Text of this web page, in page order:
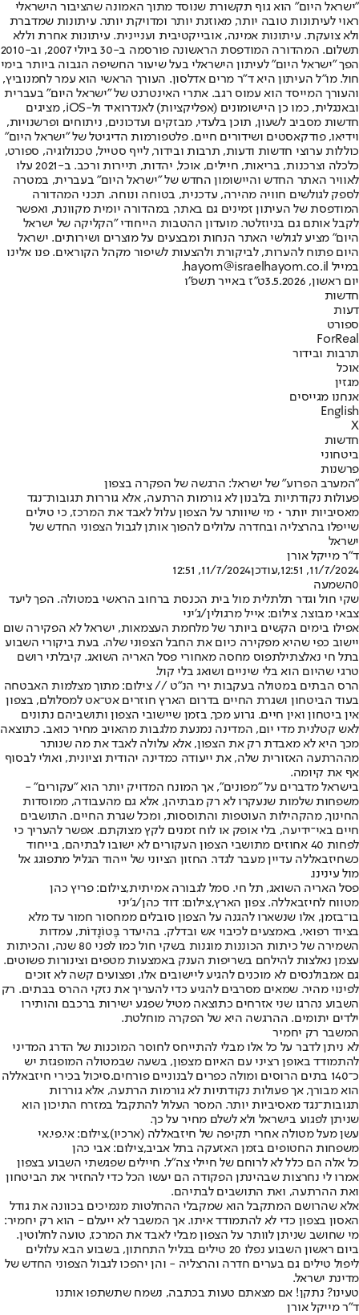
"ישראל היום" הוא גוף תקשורת שנוסד מתוך האמונה שהציבור הישראלי
ראוי לעיתונות טובה יותר, מאוזנת יותר ומדויקת יותר. עיתונות שמדברת
ולא צועקת. עיתונות אמינה, אובייקטיבית ועניינית. עיתונות אחרת וללא
תשלום. המהדורה המודפסת הראשונה פורסמה ב-30 ביולי 2007, וב-2010
הפך "ישראל היום" לעיתון הישראלי בעל שיעור החשיפה הגבוה ביותר בימי
חול. מו"ל העיתון היא ד"ר מרים אדלסון. העורך הראשי הוא עמר לחמנוביץ,
והעורך המייסד הוא עמוס רגב. אתרי האינטרנט של "ישראל היום" בעברית
ובאנגלית, כמו כן היישומונים (אפליקציות) לאנדרואיד ול-iOS, מציגים
חדשות מסביב לשעון, תוכן בלעדי, מבזקים ועדכונים, ניתוחים ופרשנויות,
וידיאו, פודקאסטים ושידורים חיים. פלטפורמות הדיגיטל של "ישראל היום"
כוללות ערוצי חדשות ודעות, תרבות ובידור, לייף סטייל, טכנולוגיה, ספורט,
כלכלה וצרכנות, בריאות, חיילים, אוכל, יהדות, תיירות ורכב. ב-2021 עלו
לאוויר האתר החדש והיישומון החדש של "ישראל היום" בעברית, במטרה
לספק לגולשים חוויה מהירה, עדכנית, בטוחה ונוחה. תכני המהדורה
המודפסת של העיתון זמינים גם באתר, במהדורה יומית מקוונת, ואפשר
לקבל אותם גם בניוזלטר. מועדון ההטבות הייחודי "הקליקה של ישראל
היום" מציע לגולשי האתר הנחות ומבצעים על מוצרים ושירותים. ישראל
היום פתוח להערות, לביקורת ולהצעות לשיפור מקהל הקוראים. פנו אלינו
במייל hayom@israelhayom.co.il.
יום ראשון, 3.5.2026
ט"ז באייר תשפ"ו
חדשות
דעות
ספורט
ForReal
תרבות ובידור
אוכל
מגזין
אנחנו מגייסים
English
X
חדשות
ביטחוני
פרשנות
"המערב הפרוע" של ישראל: הרגשה של הפקרה בצפון
פעולות נקודתיות בלבנון לא גורמות הרתעה, אלא גוררות תגובות־נגד
מאסיביות יותר • מי שיוותר על הצפון עלול לאבד את המרכז, כי טילים
שייפלו בהרצליה ובחדרה עלולים להפוך אותן לגבול הצפוני החדש של
ישראל
ד"ר מייקל אורן
11/7/2024, 12:51
,עודכן11/7/2024, 12:51
0השמעה
שקי חול וגדר תלתלית מול בית הכנסת ברחוב הראשי במטולה. הפך ליעד
צבאי מבוצר, צילום: אייל מרגולין/ג'יני
אפילו בימים הקשים ביותר של מלחמת העצמאות, ישראל לא הפקירה שום
יישוב כפי שהיא מפקירה כיום את החבל הצפוני שלה. בעת ביקורי השבוע
בתל חי נאלצתילתפוס מחסה מאחורי פסל האריה השואג. קיבלתי רושם
טרגי שהיום הוא בלי שיניים ושואג בלי קול.
הרס הבתים במטולה בעקבות ירי הנ"ט // צילום: מתוך מצלמות האבטחה
בעוד הביטחון ושגרת החיים בדרום הארץ חוזרים אט־אט למסלולם, בצפון
אין ביטחון ואין חיים. גרוע מכך, בזמן שיישובי הצפון ותושביהם נתונים
לאש קטלנית מדי יום, המדינה נמנעת מלגבות מהאויב מחיר כואב. כתוצאה
מכך היא לא מאבדת רק את הצפון, אלא עלולה לאבד את מה שנותר
מההרתעה האזורית שלה, את ייעודה כמדינה יהודית וציונית, ואולי לבסוף
אף את קיומה.
בישראל מדברים על "מפונים", אך המונח המדויק יותר הוא "עקורים" -
משפחות שלמות שנעקרו לא רק מבתיהן, אלא גם מהעבודה, ממוסדות
החינוך, מהקהילות העוטפות והתוססות, ומכל שגרת החיים. התושבים
חיים באי־ידיעה, בלי אופק או לוח זמנים לקץ מצוקתם. אפשר להעריך כי
לפחות 40 אחוזים מתושבי הצפון העקורים לא ישובו לבתיהם, בייחוד
כשחיזבאללה עדיין מעבר לגדר. החזון הציוני של ייהוד הגליל מתפוגג אל
מול עינינו.
פסל האריה השואג, תל חי. סמל לגבורה אמיתית,צילום: פריץ כהן
מטווח לחיזבאללה. צפון הארץ,צילום: דוד כהן/ג'יני
בו־בזמן, אלו שנשארו להגנה על הצפון סובלים ממחסור חמור עד מלא
בציוד רפואי, באמצעים לכיבוי אש ובדלק. בהיעדר בֶּטוֹנָדוֹת, עמדות
השמירה של כיתות הכוננות מוגנות בשקי חול כמו לפני 80 שנה, והכיתות
עצמן נאלצות להילחם בשריפות הענק באמצעות מטפים וצינורות פשוטים.
גם אמבולנסים לא מוכנים להגיע ליישובים אלו, ופצועים קשה לא זוכים
לפינוי מהיר. שמאים מסרבים להגיע כדי להעריך את נזקי ההרס בבתים. רק
השבוע נהרגו שני אזרחים כתוצאה מטיל שפגע ישירות ברכבם והותירו
ילדים יתומים. ההרגשה היא של הפקרה מוחלטת.
המשבר רק יחמיר
לא ניתן לדבר על כל אלו מבלי להתייחס לחוסר המוכנות של הדרג המדיני
להתמודד באופן רציני עם האיום מצפון, בשעה שבמטולה המופגזת יש
כ־140 בתים הרוסים ומולה כפרים לבנוניים פורחים.
סיכול בכירי חיזבאללה
הוא מבורך, אך פעולות נקודתיות לא גורמות הרתעה, אלא גוררות
תגובות־נגד מאסיביות יותר. המסר העלול להתקבל במזרח התיכון הוא
שניתן לפגוע בישראל ולא לשלם מחיר על כך.
עשן מעל מטולה אחרי תקיפה של חיזבאללה (ארכיו),צילום: אי.פי.אי
משפחות החטופים בזמן האזעקה בתל אביב,צילום: אבי כהן
כל אלה הם כלל לא לרוחם של חיילי צה"ל. חיילים שפגשתי השבוע בצפון
אמרו לי נחרצות שבהינתן הפקודה הם יעשו הכל כדי להחזיר את הביטחון
ואת ההרתעה, ואת התושבים לבתיהם.
אלא שהרושם המתקבל הוא שמקבלי ההחלטות מנמיכים בכוונה את גודל
האסון בצפון כדי לא להתמודד איתו. אך המשבר לא ייעלם - הוא רק יחמיר:
מי שחושב שניתן לוותר על הצפון מבלי לאבד את המרכז, טועה לחלוטין.
ביום ראשון השבוע נפלו 20 טילים בגליל התחתון, בשבוע הבא עלולים
ליפול טילים גם בערים חדרה והרצליה - והן יהפכו לגבול הצפוני החדש של
מדינת ישראל.
טעינו? נתקן! אם מצאתם טעות בכתבה, נשמח שתשתפו אותנו
ד"ר מייקל אורן